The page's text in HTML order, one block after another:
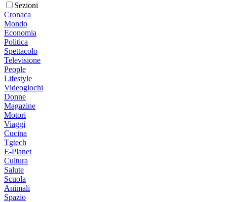
Sezioni
Cronaca
Mondo
Economia
Politica
Spettacolo
Televisione
People
Lifestyle
Videogiochi
Donne
Magazine
Motori
Viaggi
Cucina
Tgtech
E-Planet
Cultura
Salute
Scuola
Animali
Spazio